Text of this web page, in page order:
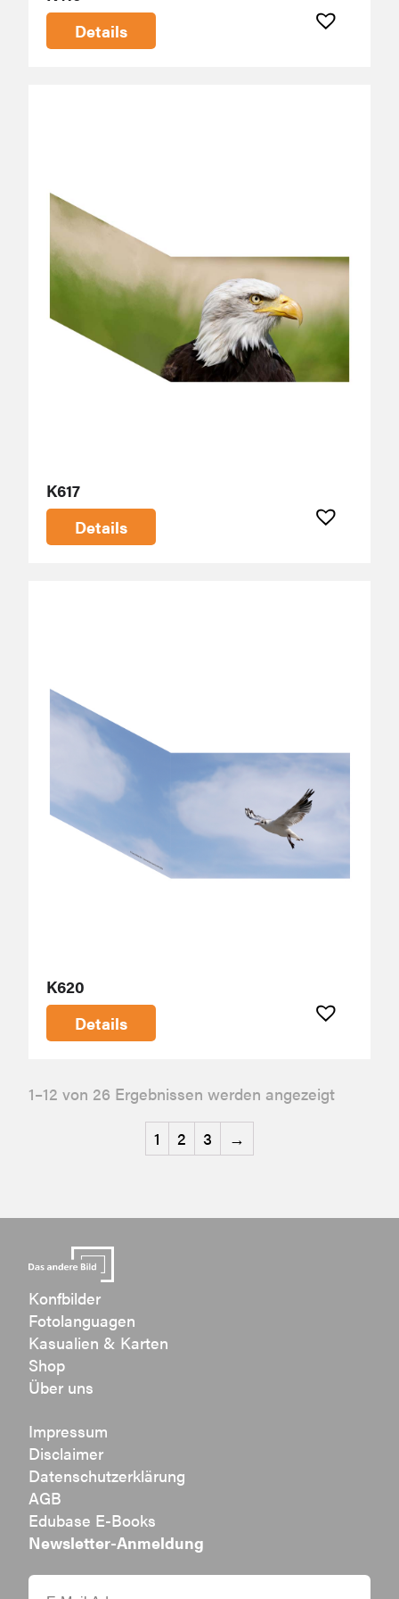
Details
K617
Details
K620
Details
1–12 von 26 Ergebnissen werden angezeigt
1
2 3 →
Konfbilder
Fotolanguagen
Kasualien & Karten
Shop
Über uns
Impressum
Disclaimer
Datenschutzerklärung
AGB
Edubase E-Books
Newsletter-Anmeldung